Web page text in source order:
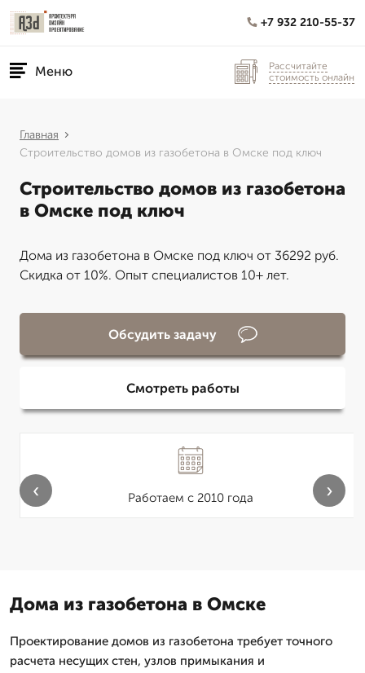
+7 932 210-55-37
Меню
Рассчитайте
стоимость онлайн
Главная
Строительство домов из газобетона в Омске под ключ
Строительство домов из газобетона
в Омске под ключ
Дома из газобетона в Омске под ключ от 36292 руб.
Скидка от 10%. Опыт специалистов 10+ лет.
Обсудить задачу
Смотреть работы
Работаем с 2010 года
‹ ›
Дома из газобетона в Омске
Проектирование домов из газобетона требует точного
расчета несущих стен, узлов примыкания и